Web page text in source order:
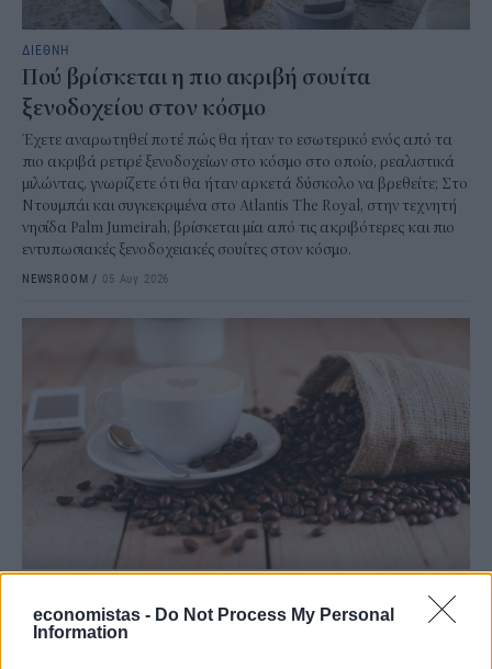
economistas - Do Not Process My Personal
Information
ΔΙΕΘΝΗ
Πού βρίσκεται η πιο ακριβή σουίτα
ξενοδοχείου στον κόσμο
Έχετε αναρωτηθεί ποτέ πώς θα ήταν το εσωτερικό ενός από τα
πιο ακριβά ρετιρέ ξενοδοχείων στο κόσμο στο οποίο, ρεαλιστικά
μιλώντας, γνωρίζετε ότι θα ήταν αρκετά δύσκολο να βρεθείτε; Στο
Ντουμπάι και συγκεκριμένα στο Atlantis The Royal, στην τεχνητή
νησίδα Palm Jumeirah, βρίσκεται μία από τις ακριβότερες και πιο
εντυπωσιακές ξενοδοχειακές σουίτες στον κόσμο.
NEWSROOM / 05 Αυγ 2026
Ο παγκόσμιος χάρτης του καφέ: Ποιες χώρες
κυριαρχούν στην παραγωγή